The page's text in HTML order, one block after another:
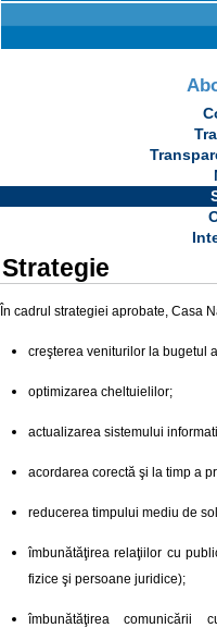
Strategie
În cadrul strategiei aprobate, Casa
creşterea veniturilor la bugetul
optimizarea cheltuielilor;
actualizarea sistemului
acordarea corectă şi la timp a
reducerea timpului mediu de
îmbunătăţirea relaţiilor cu
fizice şi persoane juridice);
îmbunătăţirea comunicării